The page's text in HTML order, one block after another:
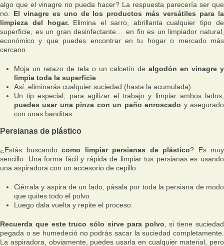
algo que el vinagre no pueda hacer? La respuesta parecería ser que
no. El vinagre es uno de los productos más versátiles para la
limpieza del hogar. Elimina el sarro, abrillanta cualquier tipo de
superficie, es un gran desinfectante… en fin es un limpiador natural,
económico y que puedes encontrar en tu hogar o mercado más
cercano.
Moja un retazo de tela o un calcetín de algodón en vinagre y
limpia toda la superficie
Así, eliminarás cualquier suciedad (hasta la acumulada).
Un tip especial, para agilizar el trabajo y limpiar ambos lados,
puedes usar una pinza con un paño enroscado y asegurado
con unas banditas.
Persianas de plástico
¿Estás buscando como limpiar persianas de plástico? Es muy
sencillo. Una forma fácil y rápida de limpiar tus persianas es usando
una aspiradora con un accesorio de cepillo.
Ciérrala y aspira de un lado, pásala por toda la persiana de modo
que quites todo el polvo.
Luego dala vuelta y repite el proceso.
Recuerda que este truco sólo sirve para polvo, si tiene suciedad
pegada o se humedeció no podrás sacar la suciedad completamente.
La aspiradora, obviamente, puedes usarla en cualquier material, pero